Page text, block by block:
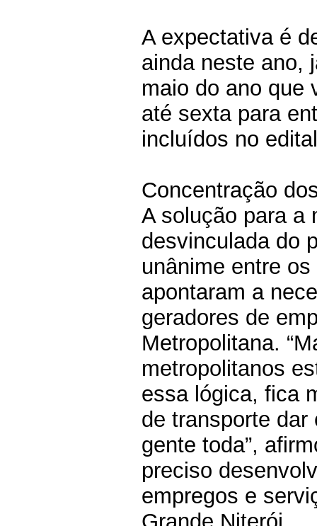
A expectativa é
ainda neste ano,
maio do ano que
até sexta para
incluídos no
Concentração
A solução para a
desvinculada do
unânime entre
apontaram a
geradores de
Metropolitana.
metropolitanos
essa lógica, fica
de transporte
gente toda”,
preciso
empregos e